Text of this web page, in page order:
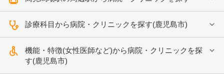
診療科目から病院・クリニックを探す(鹿児島市)
機能・特徴(女性医師など)から病院・クリニックを探
す(鹿児島市)